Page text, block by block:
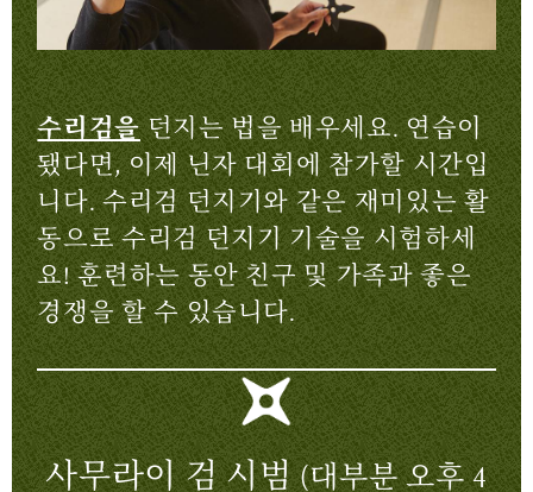
수리검을 던지는 법을 배우세요. 연습이
됐다면, 이제 닌자 대회에 참가할 시간입
니다. 수리검 던지기와 같은 재미있는 활
동으로 수리검 던지기 기술을 시험하세
요! 훈련하는 동안 친구 및 가족과 좋은
경쟁을 할 수 있습니다.
사무라이 검 시범 (대부분 오후 4